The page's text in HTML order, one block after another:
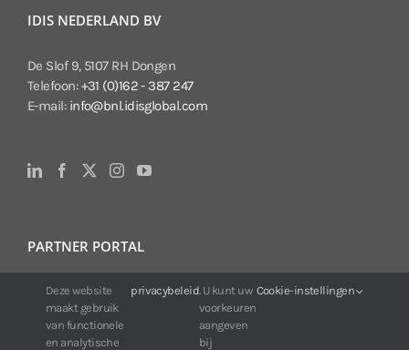
IDIS NEDERLAND BV
De Slof 9, 5107 RH Dongen
Telefoon:+31 (0)162 - 387 247
E-mail: info@bnl.idisglobal.com
PARTNER PORTAL
Voor klanten van IDIS:
24/7 beschikbaarheid, altijd en overal.
Web:https://portal.idisglobal.solutions
Deze website
maakt gebruik
van functionele
en analytische
privacybeleid. U kunt uw
voorkeuren
aangeven
bij
Cookie-instellingen